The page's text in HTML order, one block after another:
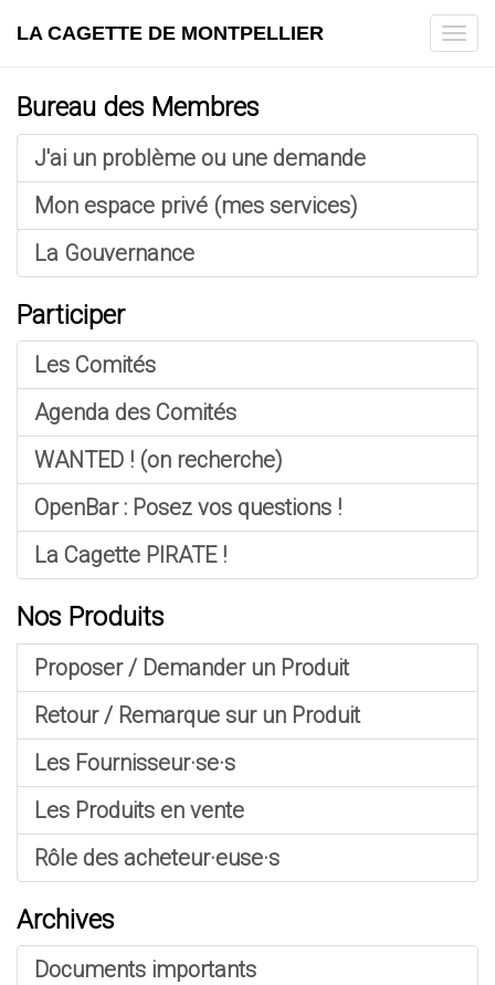
LA CAGETTE DE MONTPELLIER
Bureau des Membres
J'ai un problème ou une demande
Mon espace privé (mes services)
La Gouvernance
Participer
Les Comités
Agenda des Comités
WANTED ! (on recherche)
OpenBar : Posez vos questions !
La Cagette PIRATE !
Nos Produits
Proposer / Demander un Produit
Retour / Remarque sur un Produit
Les Fournisseur·se·s
Les Produits en vente
Rôle des acheteur·euse·s
Archives
Documents importants